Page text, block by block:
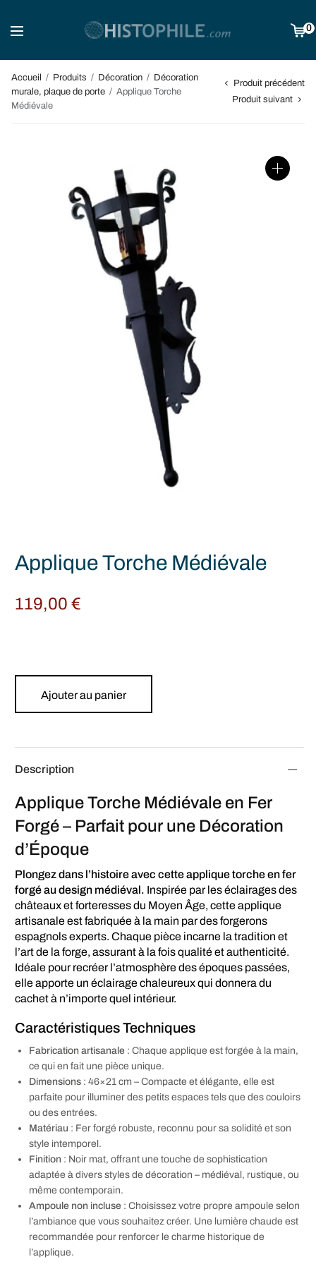
0
Accueil / Produits / Décoration / Décoration
murale, plaque de porte / Applique Torche
Médiévale
Produit précédent
Produit suivant
Applique Torche Médiévale
119,00€
Ajouter au panier
Description
Applique Torche Médiévale en Fer
Forgé – Parfait pour une Décoration
d’Époque
Plongez dans l’histoire avec cette applique torche en fer
forgé au design médiéval. Inspirée par les éclairages des
châteaux et forteresses du Moyen Âge, cette applique
artisanale est fabriquée à la main par des forgerons
espagnols experts. Chaque pièce incarne la tradition et
l’art de la forge, assurant à la fois qualité et authenticité.
Idéale pour recréer l’atmosphère des époques passées,
elle apporte un éclairage chaleureux qui donnera du
cachet à n’importe quel intérieur.
Caractéristiques Techniques
Fabrication artisanale : Chaque applique est forgée à la main,
ce qui en fait une pièce unique.
Dimensions : 46×21 cm – Compacte et élégante, elle est
parfaite pour illuminer des petits espaces tels que des couloirs
ou des entrées.
Matériau : Fer forgé robuste, reconnu pour sa solidité et son
style intemporel.
Finition : Noir mat, offrant une touche de sophistication
adaptée à divers styles de décoration – médiéval, rustique, ou
même contemporain.
Ampoule non incluse : Choisissez votre propre ampoule selon
l’ambiance que vous souhaitez créer. Une lumière chaude est
recommandée pour renforcer le charme historique de
l’applique.